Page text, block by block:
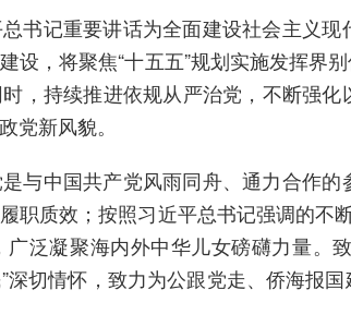
记重要讲话为全面建设社会主义现
设，将聚焦“十五五”规划实施发挥
，持续推进依规从严治党，不断强
党新风貌。
中国共产党风雨同舟、通力合作的
职质效；按照习近平总书记强调的不
泛凝聚海内外中华儿女磅礴力量
深切情怀，致力为公跟党走、侨海